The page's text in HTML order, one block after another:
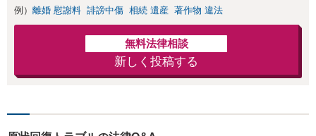
例） 離婚 慰謝料 誹謗中傷 相続 遺産 著作物 違法
無料法律相談
新しく投稿する